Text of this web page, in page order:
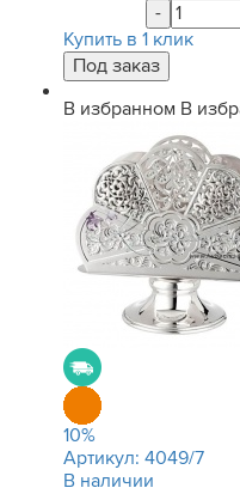
-
Купить в 1 клик
В избранном В
10%
Артикул: 4049/7
В наличии